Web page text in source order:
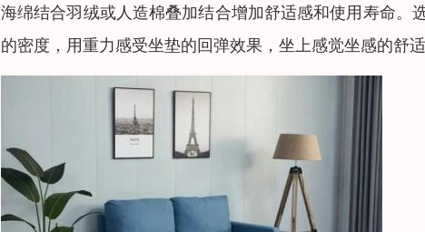
海绵结合羽绒或人造棉叠加结合增加舒适感和使用寿命
的密度，用重力感受坐垫的回弹效果，坐上感觉坐感的舒适